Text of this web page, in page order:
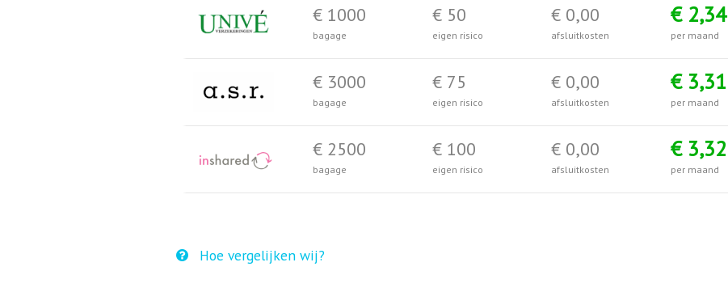
€ 1000
bagage
€ 50
eigen risico
€ 0,00
afsluitkosten
€ 2,34
per maand
€ 3000
bagage
€ 75
eigen risico
€ 0,00
afsluitkosten
€ 3,31
per maand
€ 2500
bagage
€ 100
eigen risico
€ 0,00
afsluitkosten
€ 3,32
per maand
Hoe vergelijken wij?